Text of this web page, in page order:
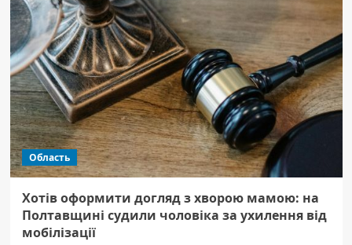
масштабна
ДТП,
постраждало
багато
людей
Область
Хотів оформити догляд з хворою мамою: на
Полтавщині судили чоловіка за ухилення від
мобілізації